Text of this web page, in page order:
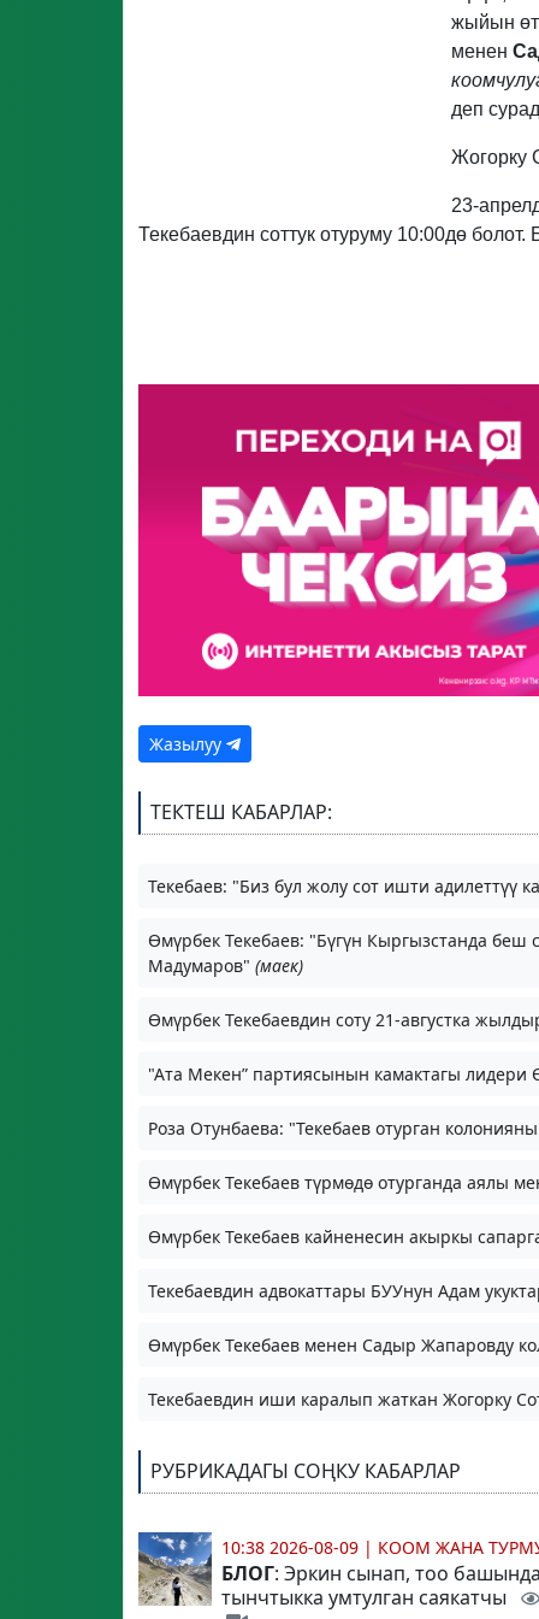
жыйын
менен
деп
Жогорку
23-
Текебаевдин соттук отуруму 10:00дө
Жазылуу
ТЕКТЕШ КАБАРЛАР:
Текебаев: "Биз бул жолу сот ишти адилеттүү
Өмүрбек Текебаев: "Бүгүн Кыргызстанда
Мадумаров" (маек)
Өмүрбек Текебаевдин соту 21-августка
"Ата Мекен” партиясынын камактагы
Роза Отунбаева: "Текебаев отурган
Өмүрбек Текебаев түрмөдө отурганда аялы
Өмүрбек Текебаев кайненесин акыркы
Текебаевдин адвокаттары БУУнун Адам
Өмүрбек Текебаев менен Садыр Жапаровду
Текебаевдин иши каралып жаткан Жогорку
РУБРИКАДАГЫ СОҢКУ КАБАРЛАР
10:38 2026-08-09 | КООМ ЖАНА
БЛОГ: Эркин сынап, тоо
тынчтыкка умтулган саякатчы